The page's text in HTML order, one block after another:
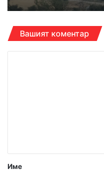
Вашият коментар
р
Име